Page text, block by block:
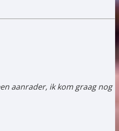
aanrader, ik kom graag nog